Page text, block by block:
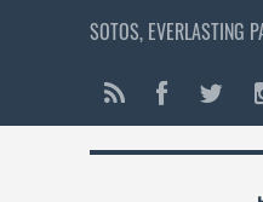
SOTOS, EVERLASTING